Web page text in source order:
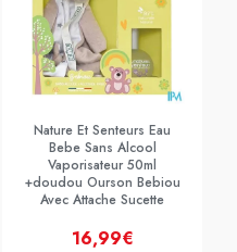
Nature Et Senteurs Eau
Bebe Sans Alcool
Vaporisateur 50ml
+doudou Ourson Bebiou
Avec Attache Sucette
16,99€